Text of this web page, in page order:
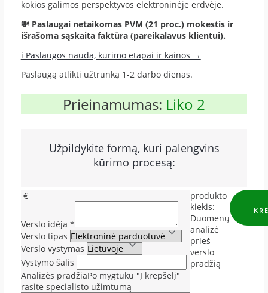
kokios galimos perspektyvos elektroninėje erdvėje.
💸 Paslaugai netaikomas PVM (21 proc.) mokestis ir
išrašoma sąskaita faktūra (pareikalavus klientui).
ℹ️ Paslaugos nauda, kūrimo etapai ir kainos →
Paslaugą atlikti užtrunką 1-2 darbo dienas.
Prieinamumas: Liko 2
Užpildykite formą, kuri palengvins
kūrimo procesą:
€
Verslo idėja *
Verslo tipas
Verslo vystymas
Vystymo šalis
Analizės pradžiaPo mygtuku "Į krepšelį"
rasite specialisto užimtumą
produkto
kiekis:
Duomenų
analizė
prieš
verslo
pradžią